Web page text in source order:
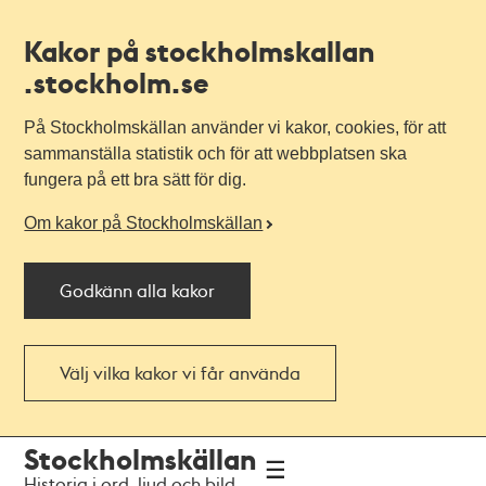
Kakor på stockholmskallan
.stockholm.se
På Stockholmskällan använder vi kakor, cookies, för att
sammanställa statistik och för att webbplatsen ska
fungera på ett bra sätt för dig.
Om kakor på Stockholmskällan
Godkänn alla kakor
Välj vilka kakor vi får använda
navigationen
huvudinnehållet
Stockholmskällan